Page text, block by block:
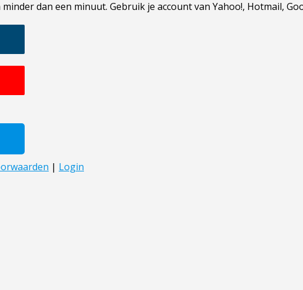
dan een minuut. Gebruik je account van Yahoo!, Hotmail,
| Login